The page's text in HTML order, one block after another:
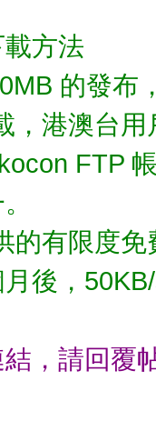
方法
的發布
，港澳台
FTP
的有限度
後，
，請回覆